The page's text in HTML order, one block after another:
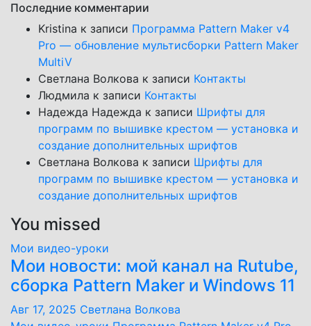
Последние комментарии
Kristina к записи Программа Pattern Maker v4
Pro — обновление мультисборки Pattern Maker
MultiV
Светлана Волкова к записи Контакты
Людмила к записи Контакты
Надежда Надежда к записи Шрифты для
программ по вышивке крестом — установка и
создание дополнительных шрифтов
Светлана Волкова к записи Шрифты для
программ по вышивке крестом — установка и
создание дополнительных шрифтов
You missed
Мои видео-уроки
Мои новости: мой канал на Rutube,
сборка Pattern Maker и Windows 11
Авг 17, 2025 Светлана Волкова